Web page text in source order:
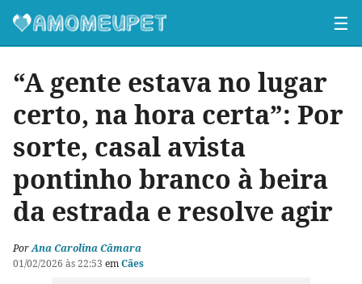
☰
“A gente estava no lugar
certo, na hora certa”: Por
sorte, casal avista
pontinho branco à beira
da estrada e resolve agir
PorAna Carolina Câmara
01/02/2026 às 22:53 emCães